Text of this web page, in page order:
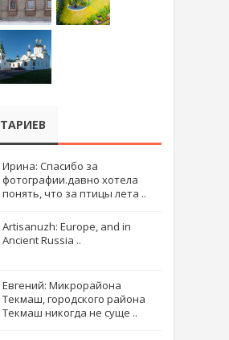
Ирина: Спасибо за
фотографии.давно хотела
понять, что за птицы лета ..
Artisanuzh: Europe, and in
Ancient Russia ..
Евгений: Микрорайона
Текмаш, городского района
Текмаш никогда не суще ..